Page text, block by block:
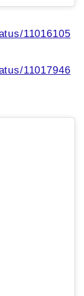
11016105
11017946